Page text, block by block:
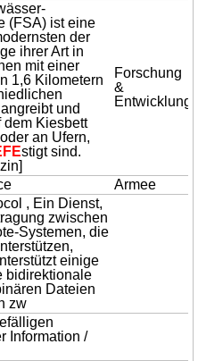
(FSA) ist eine
der
ihrer Art in
mit einer
1,6 Kilometern
und
dem Kiesbett
an Ufern,
stigt sind.
Forschung
&
Entwicklung
Armee
, Ein Dienst,
zwischen
Systemen, die
einige
bidirektionale
Dateien
zw
Information /